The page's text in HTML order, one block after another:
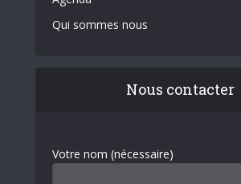
Qui sommes nous
Nous contacter
Votre nom (nécessaire)